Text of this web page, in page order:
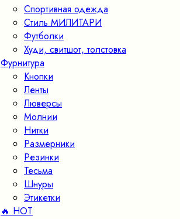
Спортивная одежда
Стиль МИЛИТАРИ
Футболки
Худи, свитшот, толстовка
Фурнитура
Кнопки
Ленты
Люверсы
Молнии
Нитки
Размерники
Резинки
Тесьма
Шнуры
Этикетки
🔥 HOT